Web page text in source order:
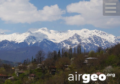
airGEO.oRg